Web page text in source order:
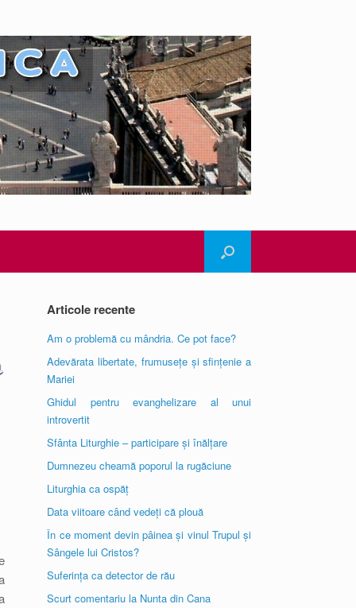
Articole recente
Am o problemă cu mândria. Ce pot face?
Adevărata libertate, frumusețe și sfințenie a
Mariei
Ghidul pentru evanghelizare al unui
introvertit
Sfânta Liturghie – participare și înălțare
Dumnezeu cheamă poporul la rugăciune
Liturghia ca ospăț
Data viitoare când vedeți că plouă
În ce moment devin pâinea și vinul Trupul și
Sângele lui Cristos?
Suferința ca detector de rău
Scurt comentariu la Nunta din Cana